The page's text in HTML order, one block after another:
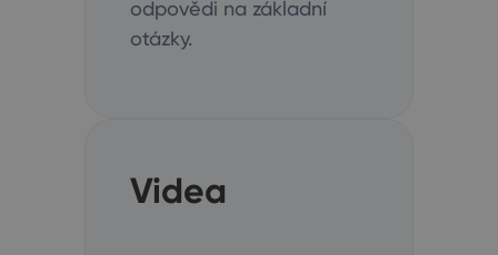
odpovědi na základní
otázky.
Videa